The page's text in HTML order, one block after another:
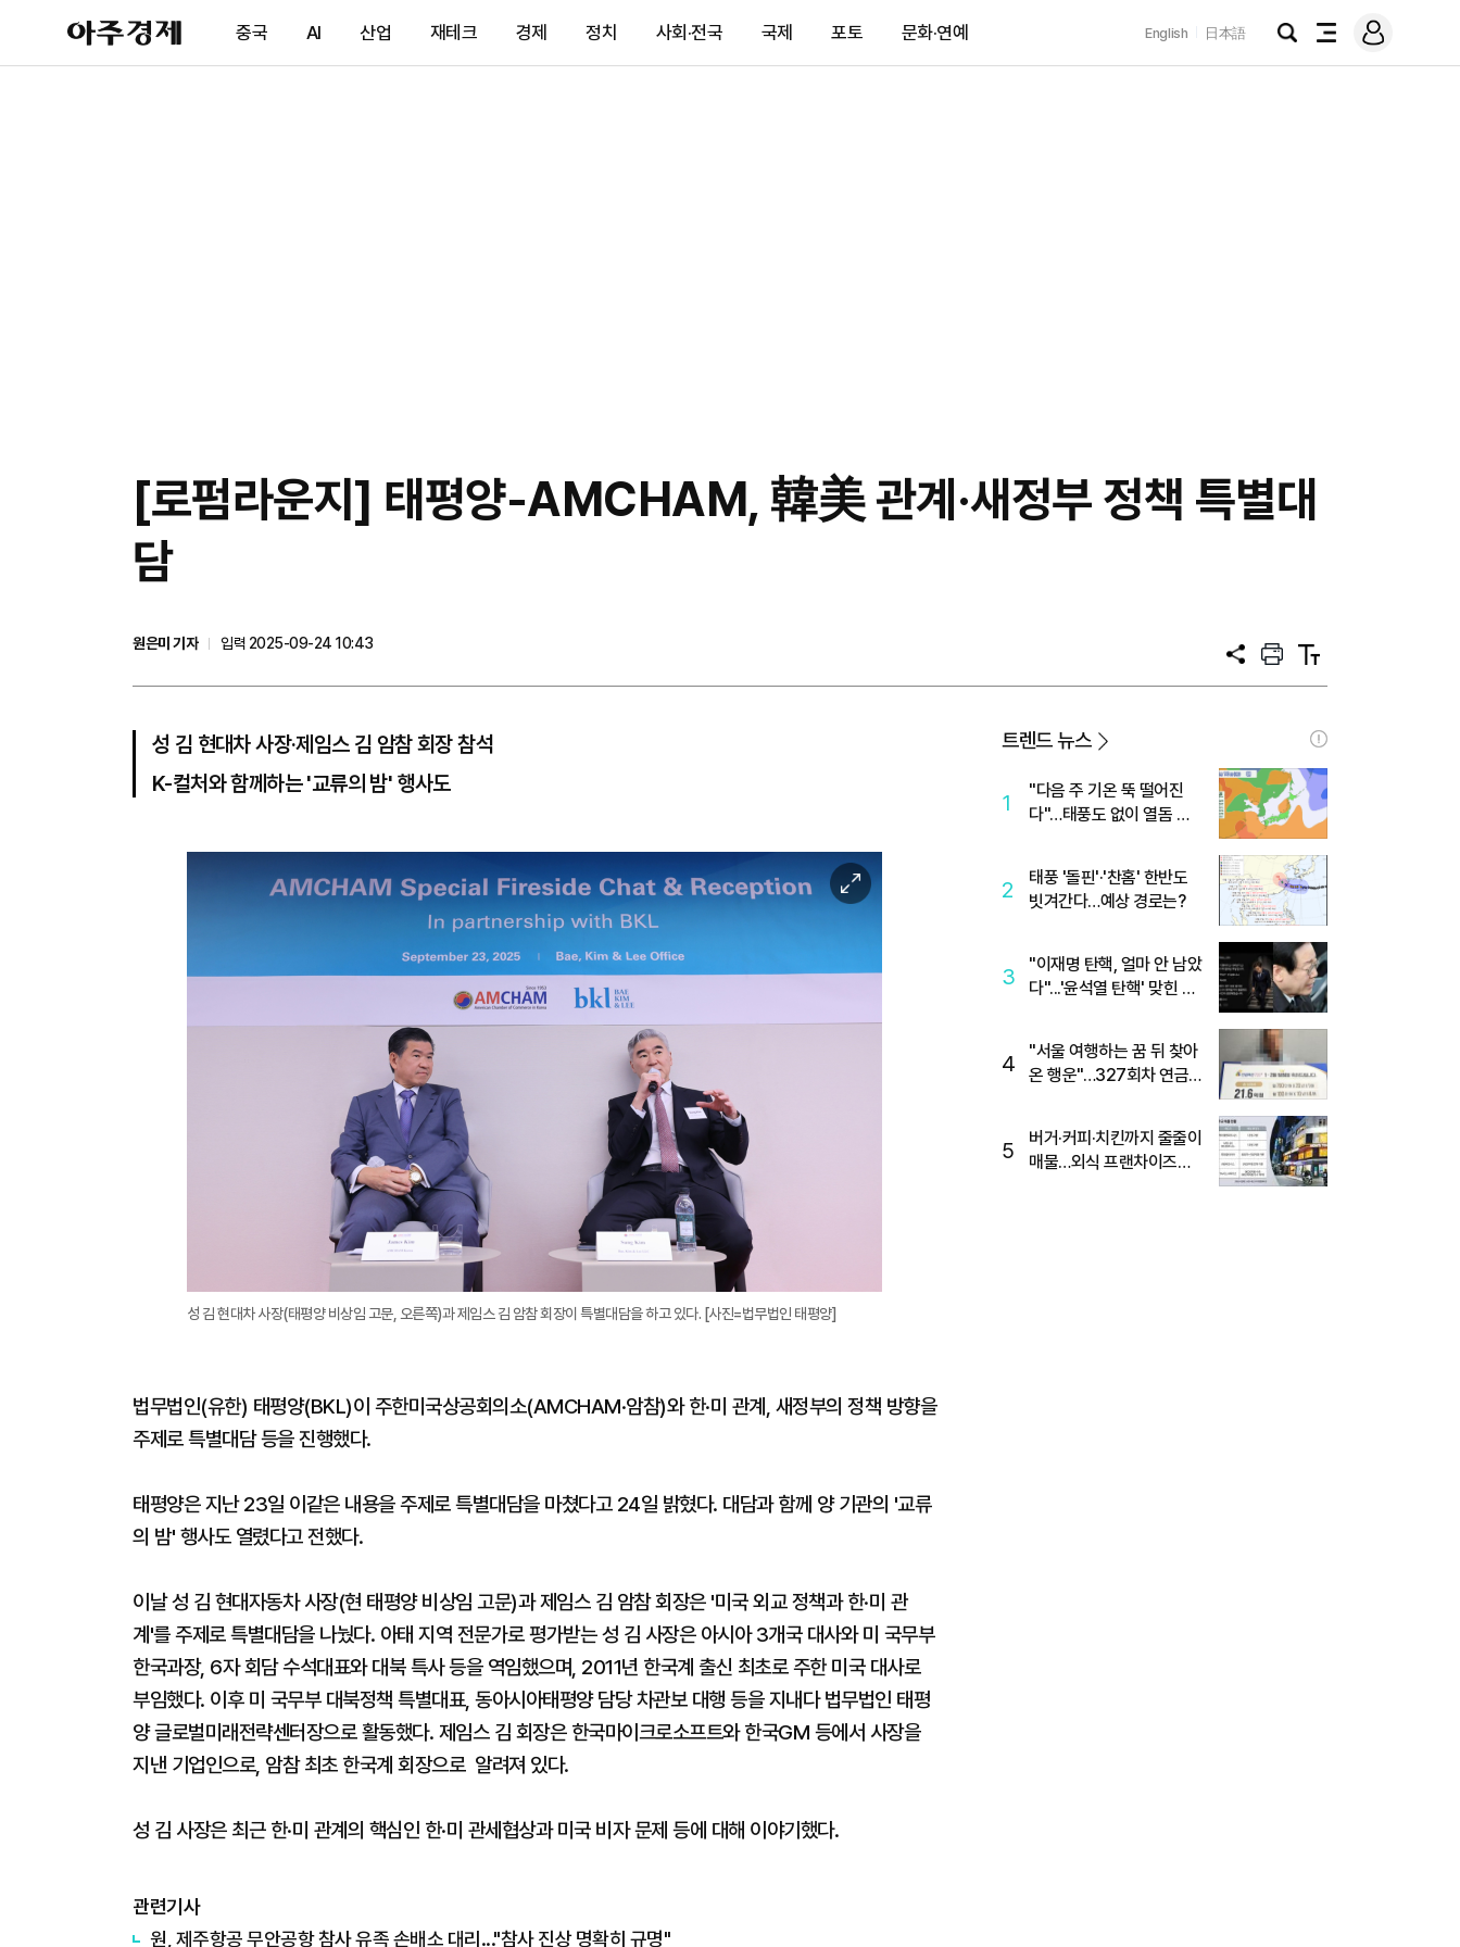
아
주
제
중국 AI 산업 재테크 경제 정치 사회·전국 국제 포토 문화·연예 English 日本語
검
전
메
그
[로펌라운지] 태평양-AMCHAM, 韓美 관계·새정부 정책 특별대
담
원은미 기자
입력 2025-09-24 10:43
공
프
트
텍
트
성 김 현대차 사장·제임스 김 암참 회장 참석
K-컬처와 함께하는 '교류의 밤' 행사도
이
미
확
성 김 현대차 사장(태평양 비상임 고문, 오른쪽)과 제임스 김 암참 회장이 특별대담을 하고 있다. [사진=법무법인 태평양]
법무법인(유한) 태평양(BKL)이 주한미국상공회의소(AMCHAM·암참)와 한·미 관계, 새정부의 정책 방향을
주제로 특별대담 등을 진행했다.
태평양은 지난 23일 이같은 내용을 주제로 특별대담을 마쳤다고 24일 밝혔다. 대담과 함께 양 기관의 '교류
의 밤' 행사도 열렸다고 전했다.
이날 성 김 현대자동차 사장(현 태평양 비상임 고문)과 제임스 김 암참 회장은 '미국 외교 정책과 한·미 관
계'를 주제로 특별대담을 나눴다. 아태 지역 전문가로 평가받는 성 김 사장은 아시아 3개국 대사와 미 국무부
한국과장, 6자 회담 수석대표와 대북 특사 등을 역임했으며, 2011년 한국계 출신 최초로 주한 미국 대사로
부임했다. 이후 미 국무부 대북정책 특별대표, 동아시아태평양 담당 차관보 대행 등을 지내다 법무법인 태평
양 글로벌미래전략센터장으로 활동했다. 제임스 김 회장은 한국마이크로소프트와 한국GM 등에서 사장을
지낸 기업인으로, 암참 최초 한국계 회장으로 알려져 있다.
성 김 사장은 최근 한·미 관계의 핵심인 한·미 관세협상과 미국 비자 문제 등에 대해 이야기했다.
관련기사
원, 제주항공 무안공항 참사 유족 손배소 대리..."참사 진상 명확히 규명"
트렌드 뉴스
1
"다음 주 기온 뚝 떨어진
다"…태풍도 없이 열돔 박
2
태풍 '돌핀'·'찬홈' 한반도
빗겨간다…예상 경로는?
3
"이재명 탄핵, 얼마 안 남았
다"...'윤석열 탄핵' 맞힌 무
4
"서울 여행하는 꿈 뒤 찾아
온 행운"…327회차 연금
5
버거·커피·치킨까지 줄줄이
매물…외식 프랜차이즈